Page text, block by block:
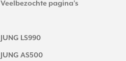
Veelbezochte pagina's
JUNG LS990
JUNG AS500